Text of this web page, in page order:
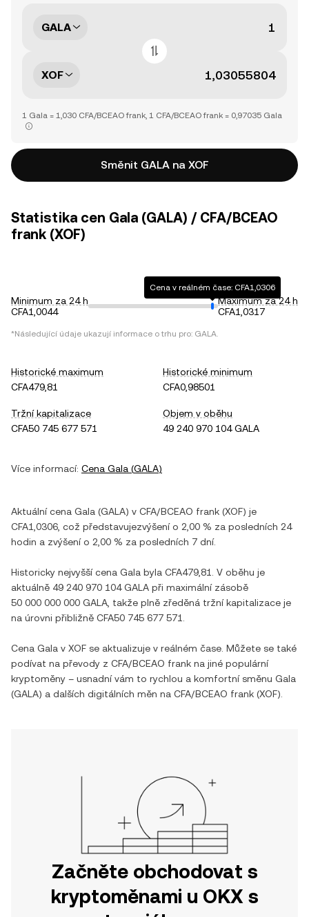
GALA
XOF
1 Gala = 1,030 CFA/BCEAO frank, 1 CFA/BCEAO frank = 0,97035 Gala
Směnit GALA na XOF
Statistika cen Gala (GALA) / CFA/BCEAO
frank (XOF)
Minimum za 24 h
CFA1,0044
Cena v reálném čase: CFA1,0306
Maximum za 24 h
CFA1,0317
*Následující údaje ukazují informace o trhu pro: GALA.
Historické maximum
CFA479,81
Historické minimum
CFA0,98501
Tržní kapitalizace
CFA50 745 677 571
Objem v oběhu
49 240 970 104 GALA
Více informací: Cena Gala (GALA)
Aktuální cena Gala (GALA) v CFA/BCEAO frank (XOF) je
CFA1,0306 , což představujezvýšenío 2,00 % za posledních 24
hodin a zvýšenío 2,00 % za posledních 7 dní.
Historicky nejvyšší cena Gala byla CFA479,81
. V oběhu je
aktuálně 49 240 970 104 GALA při maximální zásobě
50 000 000 000 GALA , takže plně zředěná tržní kapitalizace je
na úrovni přibližně CFA50 745 677 571
Cena Gala v XOF se aktualizuje v reálném čase. Můžete se také
podívat na převody z CFA/BCEAO frank na jiné populární
kryptoměny – usnadní vám to rychlou a komfortní směnu Gala
(GALA) a dalších digitálních měn na CFA/BCEAO frank (XOF).
Začněte obchodovat s
kryptoměnami u OKX s